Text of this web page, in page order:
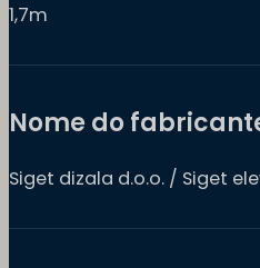
1,7m
Nome do
Siget dizala d.o.o. / Siget